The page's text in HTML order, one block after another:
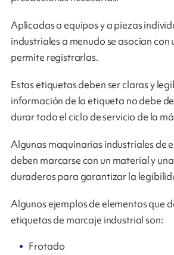
Aplicadas a equipos y a piezas
industriales a menudo se asocian con
permite registrarlas.
Estas etiquetas deben ser claras y
información de la etiqueta no debe
durar todo el ciclo de servicio de la
Algunas maquinarias industriales de
deben marcarse con un material y
duraderos para garantizar la
Algunos ejemplos de elementos que
etiquetas de marcaje industrial son:
Frotado